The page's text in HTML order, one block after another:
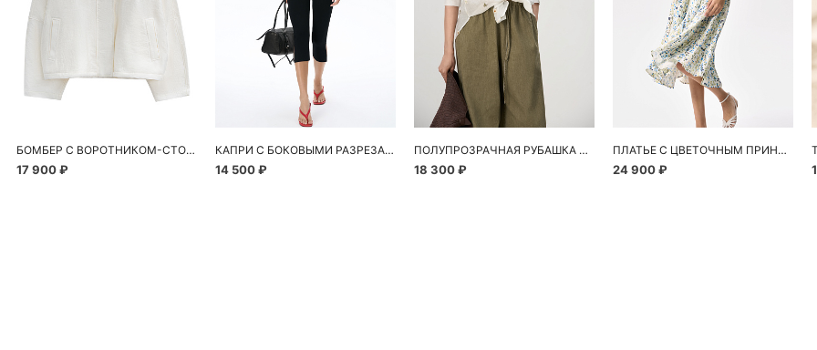
БОМБЕР С ВОРОТНИКОМ-СТОЙКОЙ
17 900 ₽
КАПРИ С БОКОВЫМИ РАЗРЕЗАМИ
14 500 ₽
ПОЛУПРОЗРАЧНАЯ РУБАШКА С РОМАШКАМИ
18 300 ₽
ПЛАТЬЕ С ЦВЕТОЧНЫМ ПРИНТОМ
24 900 ₽